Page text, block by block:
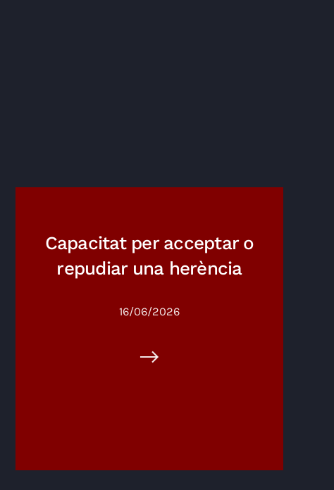
Capacitat per acceptar o
repudiar una herència
16/06/2026